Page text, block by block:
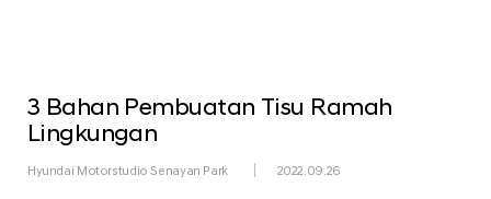
3 Bahan Pembuatan Tisu Ramah
Lingkungan
Hyundai Motorstudio Senayan Park 2022.09.26